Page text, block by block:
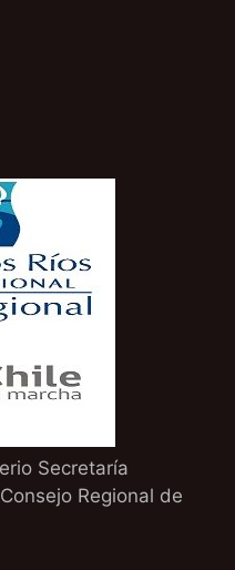
Secretaría
Regional de